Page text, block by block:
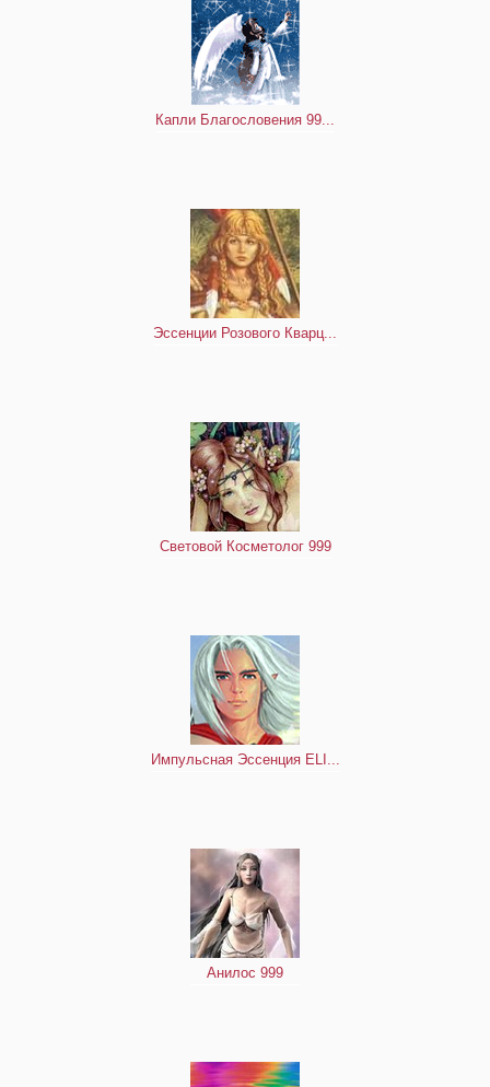
Капли Благословения 99...
Эссенции Розового Кварц...
Световой Косметолог 999
Импульсная Эссенция ELI...
Анилос 999